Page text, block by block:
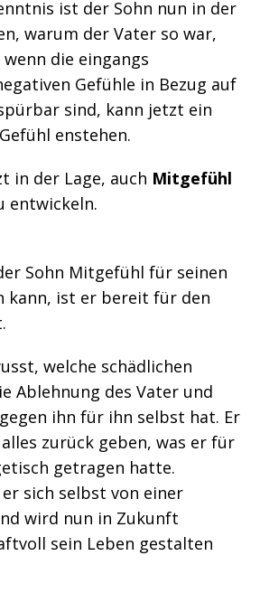
ist der Sohn nun in der
warum der Vater so war,
die eingangs
Gefühle in Bezug auf
sind, kann jetzt ein
enstehen.
in der Lage, auch Mitgefühl
entwickeln.
Sohn Mitgefühl für seinen
kann, ist er bereit für den
welche schädlichen
Ablehnung des Vater und
ihn für ihn selbst hat. Er
zurück geben, was er für
getragen hatte.
sich selbst von einer
wird nun in Zukunft
sein Leben gestalten